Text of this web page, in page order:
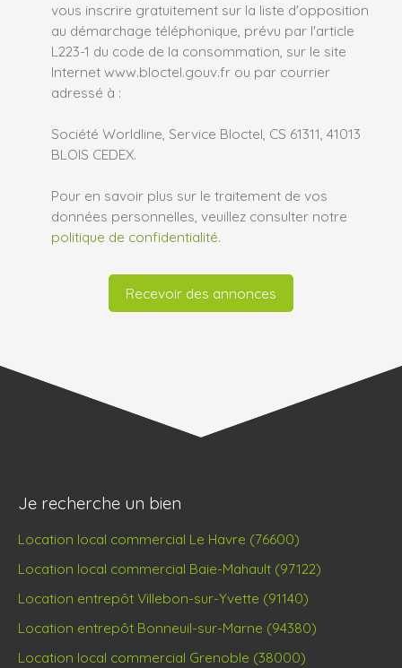
vous inscrire gratuitement sur la liste d'opposition
au démarchage téléphonique, prévu par l'article
L223-1 du code de la consommation, sur le site
Internet www.bloctel.gouv.fr ou par courrier
adressé à :
Société Worldline, Service Bloctel, CS 61311, 41013
BLOIS CEDEX.
Pour en savoir plus sur le traitement de vos
données personnelles, veuillez consulter notre
politique de confidentialité.
Recevoir des annonces
Je recherche un bien
Location local commercial Le Havre (76600)
Location local commercial Baie-Mahault (97122)
Location entrepôt Villebon-sur-Yvette (91140)
Location entrepôt Bonneuil-sur-Marne (94380)
Location local commercial Grenoble (38000)